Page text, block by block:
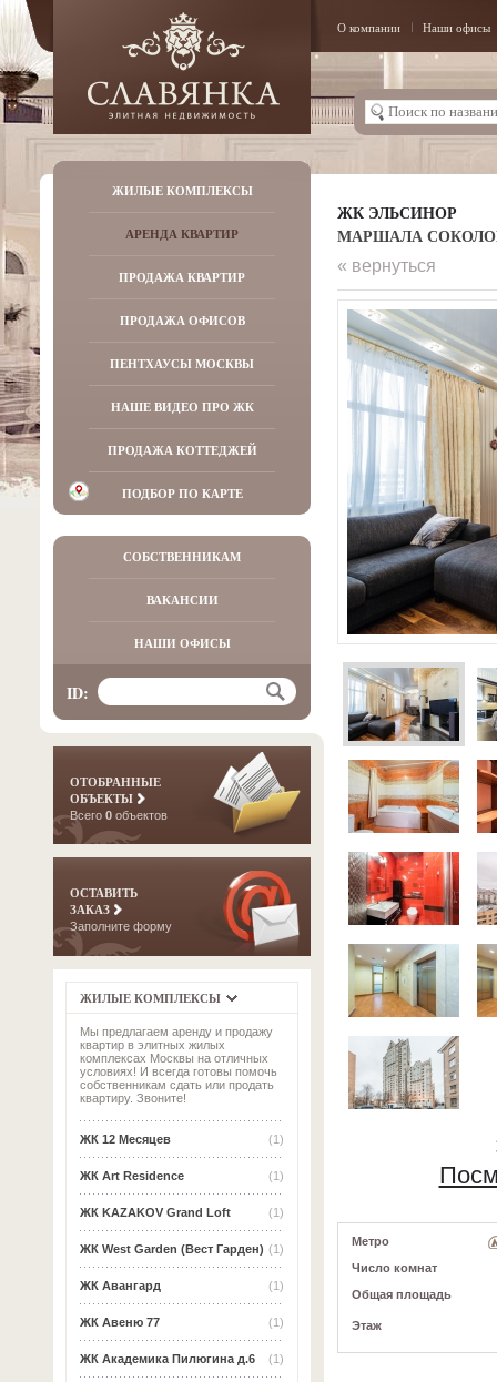
О компании Наши офисы
ЖИЛЫЕ КОМПЛЕКСЫ
АРЕНДА КВАРТИР
ПРОДАЖА КВАРТИР
ПРОДАЖА ОФИСОВ
ПЕНТХАУСЫ МОСКВЫ
НАШЕ ВИДЕО ПРО ЖК
ПРОДАЖА КОТТЕДЖЕЙ
ПОДБОР ПО КАРТЕ
СОБСТВЕННИКАМ
ВАКАНСИИ
НАШИ ОФИСЫ
ID:
ОТОБРАННЫЕ
ОБЪЕКТЫ
Всего 0 объектов
ОСТАВИТЬ
ЗАКАЗ
Заполните форму
ЖИЛЫЕ КОМПЛЕКСЫ
Мы предлагаем аренду и продажу
квартир в элитных жилых
комплексах Москвы на отличных
условиях! И всегда готовы помочь
собственникам сдать или продать
квартиру. Звоните!
(1)
ЖК 12 Месяцев
(1)
ЖК Art Residence
(1)
ЖК KAZAKOV Grand Loft
(1)
ЖК West Garden (Вест Гарден)
(1)
ЖК Авангард
(1)
ЖК Авеню 77
(1)
ЖК Академика Пилюгина д.6
ЖК ЭЛЬСИНОР
МАРШАЛА
« вернуться
Метро
Число комнат
Общая площадь
Этаж